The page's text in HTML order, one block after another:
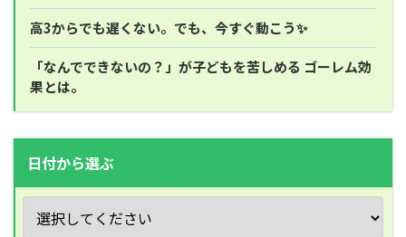
高3からでも遅くない。でも、今すぐ動こう✨️
「なんでできないの？」が子どもを苦しめる ゴーレム効
果とは。
日付から選ぶ